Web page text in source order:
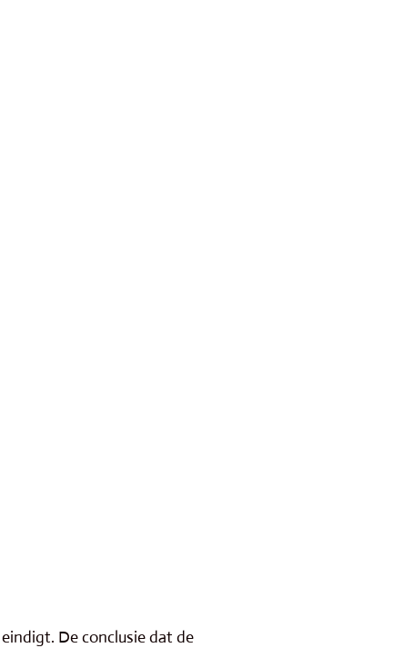
eindigt. De conclusie dat de